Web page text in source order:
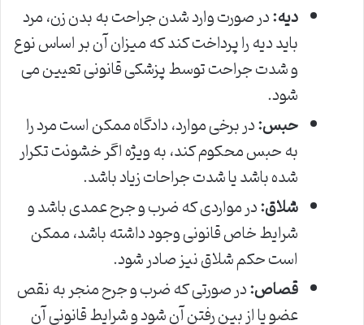
دیه:در صورت وارد شدن جراحت به بدن زن، مرد
باید دیه را پرداخت کند که میزان آن بر اساس نوع
و شدت جراحت توسط پزشکی قانونی تعیین می
شود.
حبس:در برخی موارد، دادگاه ممکن است مرد را
به حبس محکوم کند، به ویژه اگر خشونت تکرار
شده باشد یا شدت جراحات زیاد باشد.
شلاق:در مواردی که ضرب و جرح عمدی باشد و
شرایط خاص قانونی وجود داشته باشد، ممکن
است حکم شلاق نیز صادر شود.
قصاص:در صورتی که ضرب و جرح منجر به نقص
عضو یا از بین رفتن آن شود و شرایط قانونی آن